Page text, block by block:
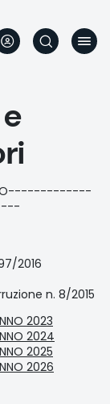
2016
n. 8/2015
2023
2024
2025
2026